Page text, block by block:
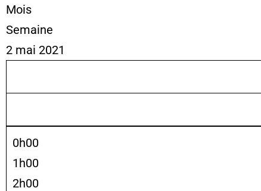
Mois
Semaine
2 mai 2021
0h00
1h00
2h00